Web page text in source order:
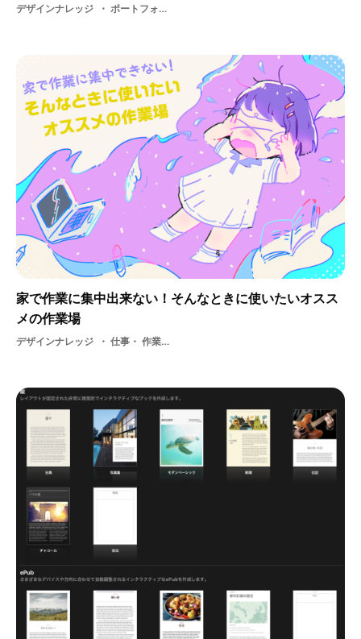
デザインナレッジ ポートフォリオ・ 作品の増やし方・ インターンシップ
家で作業に集中出来ない！そんなときに使いたいオスス
メの作業場
デザインナレッジ 仕事・ 作業・ 場所・ オススメ作業場・ デザイン・ 制作・ オフィス・ ノマド